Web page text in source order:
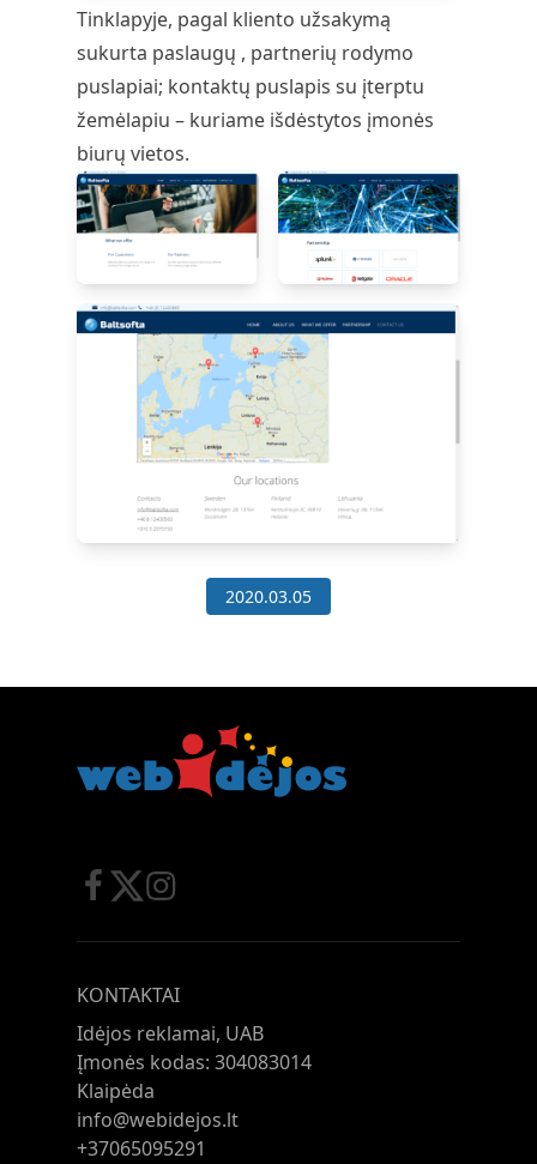
Tinklapyje, pagal kliento užsakymą
sukurta paslaugų , partnerių rodymo
puslapiai; kontaktų puslapis su įterptu
žemėlapiu – kuriame išdėstytos įmonės
biurų vietos.
2020.03.05
KONTAKTAI
Idėjos reklamai, UAB
Įmonės kodas: 304083014
Klaipėda
info@webidejos.lt
+37065095291